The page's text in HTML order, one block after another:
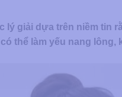
giải dựa trên niềm tin
thể làm yếu nang lông,